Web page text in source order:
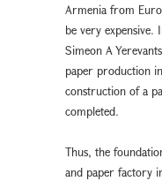
Armenia from
be very expensive.
Simeon A
paper production
construction of a
completed.
Thus, the
and paper factory